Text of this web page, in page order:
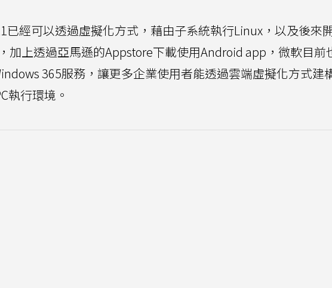
已經可以透過虛擬化方式，藉由子系統執行Linux，以及後來
加上透過亞馬遜的Appstore下載使用Android app，微軟目前
365服務，讓更多企業使用者能透過雲端虛擬化方式建
執行環境。